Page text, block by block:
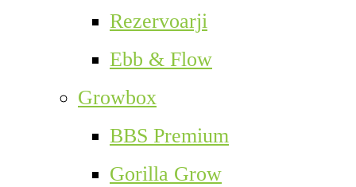
Rezervoarji
Ebb & Flow
Growbox
BBS Premium
Gorilla Grow